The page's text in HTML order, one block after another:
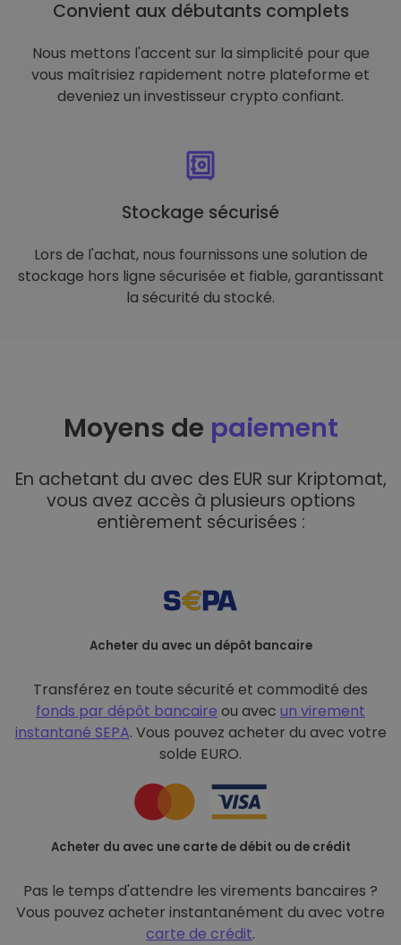
Convient aux débutants complets
Nous mettons l'accent sur la simplicité pour que
vous maîtrisiez rapidement notre plateforme et
deveniez un investisseur crypto confiant.
Stockage sécurisé
Lors de l'achat, nous fournissons une solution de
stockage hors ligne sécurisée et fiable, garantissant
la sécurité du stocké.
Moyens de paiement
En achetant du avec des EUR sur Kriptomat,
vous avez accès à plusieurs options
entièrement sécurisées :
Acheter du avec un dépôt bancaire
Transférez en toute sécurité et commodité des
fonds par dépôt bancaire ou avec un virement
instantané SEPA. Vous pouvez acheter du avec votre
solde EURO.
Acheter du avec une carte de débit ou de crédit
Pas le temps d'attendre les virements bancaires ?
Vous pouvez acheter instantanément du avec votre
carte de crédit.